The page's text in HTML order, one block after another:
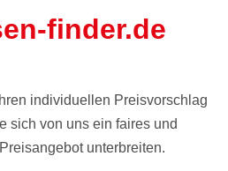
finder.de
individuellen Preisvorschlag
sich von uns ein faires und
unterbreiten.